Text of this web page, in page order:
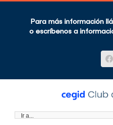
Saltar
contenidoPara más información
o escríbenos a
Ir a...